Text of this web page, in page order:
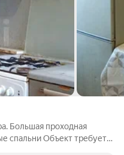
Большая проходная
спальни Объект требует